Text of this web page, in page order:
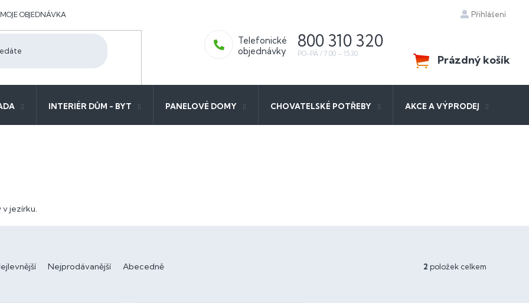
MOJE OBJEDNÁVKA Přihlášení
800 310 320
NÁKUPNÍ
KOŠÍK
Prázdný košík
INTERIÉR DŮM - BYT PANELOVÉ DOMY CHOVATELSKÉ POTŘEBY AKCE A VÝPRODEJ
v jezírku.
Nejprodávanější Abecedně 2 položek celkem